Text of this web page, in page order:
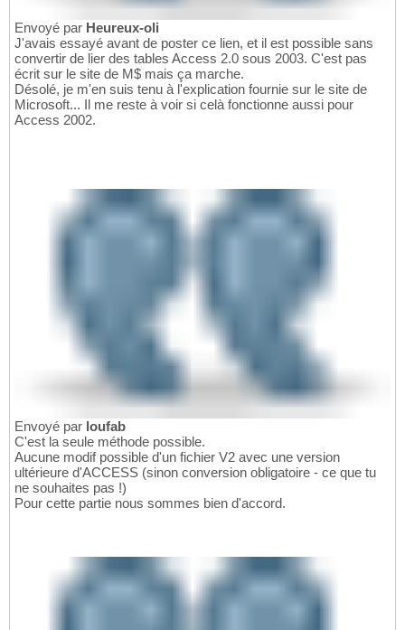
Envoyé par Heureux-oli
J'avais essayé avant de poster ce lien, et il est possible sans
convertir de lier des tables Access 2.0 sous 2003. C'est pas
écrit sur le site de M$ mais ça marche.
Désolé, je m'en suis tenu à l'explication fournie sur le site de
Microsoft... Il me reste à voir si celà fonctionne aussi pour
Access 2002.
Envoyé par loufab
C'est la seule méthode possible.
Aucune modif possible d'un fichier V2 avec une version
ultérieure d'ACCESS (sinon conversion obligatoire - ce que tu
ne souhaites pas !)
Pour cette partie nous sommes bien d'accord.